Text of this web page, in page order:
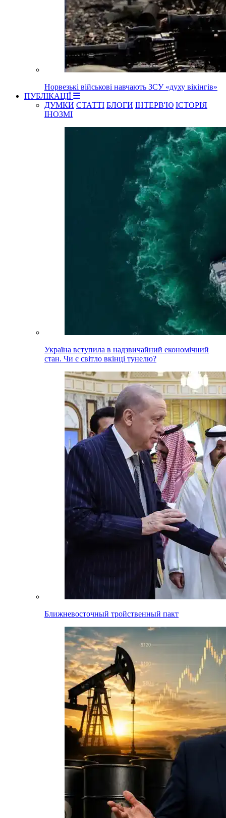
Норвезькі військові навчають ЗСУ «духу вікінгів»
ПУБЛІКАЦІЇ
ДУМКИ СТАТТІ БЛОГИ ІНТЕРВ'Ю ІСТОРІЯ
ІНОЗМІ
Україна вступила в надзвичайний економічний
стан. Чи є світло вкінці тунелю?
Ближневосточный тройственный пакт